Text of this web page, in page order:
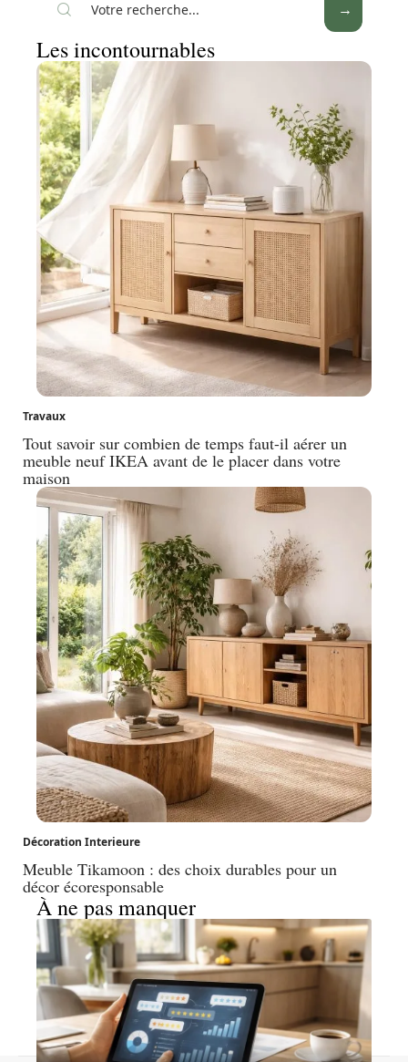
Les incontournables
Travaux
Tout savoir sur combien de temps faut-il aérer un
meuble neuf IKEA avant de le placer dans votre
maison
Décoration Interieure
Meuble Tikamoon : des choix durables pour un
décor écoresponsable
À ne pas manquer